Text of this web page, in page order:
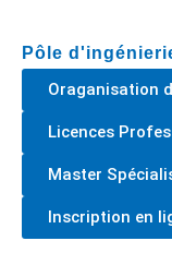
Pôle
Oraganisation
Licences
Master
Inscription en